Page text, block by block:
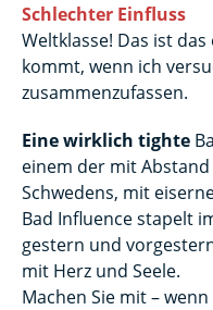
Schlechter Einfluss
Weltklasse! Das ist
kommt, wenn ich
zusammenzufassen.
Eine wirklich tighte
einem der mit
Schwedens, mit
Bad Influence stapelt
gestern und
mit Herz und Seele.
Machen Sie mit –